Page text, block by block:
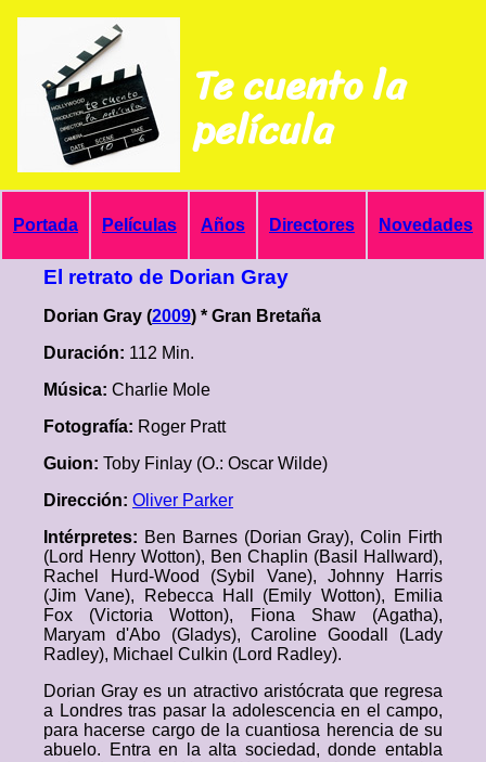
Te cuento la
película
Portada Películas Años Directores Novedades
El retrato de Dorian Gray
Dorian Gray (2009) * Gran Bretaña
Duración: 112 Min.
Música: Charlie Mole
Fotografía: Roger Pratt
Guion: Toby Finlay (O.: Oscar Wilde)
Dirección: Oliver Parker
Intérpretes: Ben Barnes (Dorian Gray), Colin Firth
(Lord Henry Wotton), Ben Chaplin (Basil Hallward),
Rachel Hurd-Wood (Sybil Vane), Johnny Harris
(Jim Vane), Rebecca Hall (Emily Wotton), Emilia
Fox (Victoria Wotton), Fiona Shaw (Agatha),
Maryam d'Abo (Gladys), Caroline Goodall (Lady
Radley), Michael Culkin (Lord Radley).
Dorian Gray es un atractivo aristócrata que regresa
a Londres tras pasar la adolescencia en el campo,
para hacerse cargo de la cuantiosa herencia de su
abuelo. Entra en la alta sociedad, donde entabla